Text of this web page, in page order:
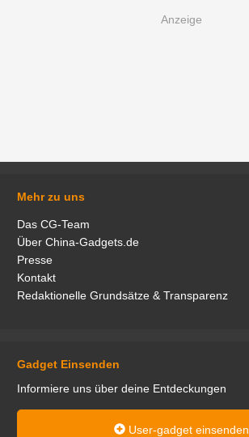
Mehr zu uns
Das CG-Team
Über China-Gadgets.de
Presse
Kontakt
Redaktionelle Grundsätze & Transparenz
Gadget Einsenden
Informiere uns über deine Entdeckungen
User-gadget einsenden